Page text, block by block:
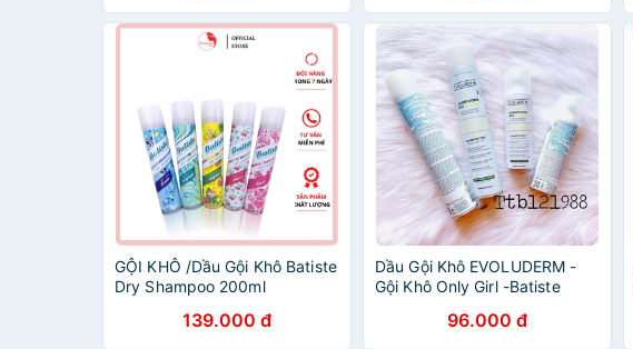
GỘI KHÔ /Dầu Gội Khô Batiste
Dry Shampoo 200ml
139.000 đ
Dầu Gội Khô EVOLUDERM -
Gội Khô Only Girl -Batiste
96.000 đ